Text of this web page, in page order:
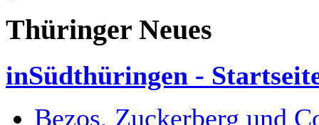
Thüringer Neues
inSüdthüringen -
Bezos, Zuckerberg und